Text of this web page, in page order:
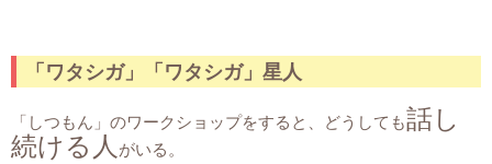
「ワタシガ」「ワタシガ」星人
「しつもん」のワークショップをすると、どうしても話し
続ける人 がいる。